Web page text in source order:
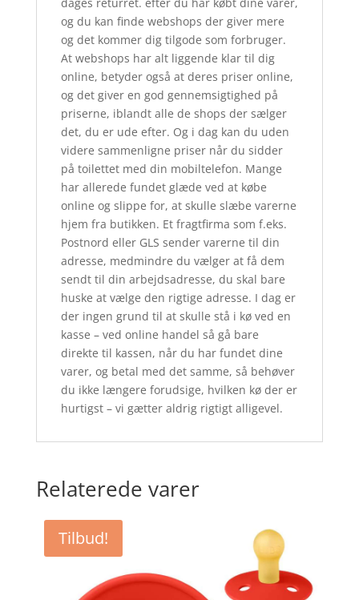
og du kan finde webshops der giver mere
og det kommer dig tilgode som forbruger.
At webshops har alt liggende klar til dig
online, betyder også at deres priser online,
og det giver en god gennemsigtighed på
priserne, iblandt alle de shops der sælger
det, du er ude efter. Og i dag kan du uden
videre sammenligne priser når du sidder
på toilettet med din mobiltelefon. Mange
har allerede fundet glæde ved at købe
online og slippe for, at skulle slæbe varerne
hjem fra butikken. Et fragtfirma som f.eks.
Postnord eller GLS sender varerne til din
adresse, medmindre du vælger at få dem
sendt til din arbejdsadresse, du skal bare
huske at vælge den rigtige adresse. I dag er
der ingen grund til at skulle stå i kø ved en
kasse – ved online handel så gå bare
direkte til kassen, når du har fundet dine
varer, og betal med det samme, så behøver
du ikke længere forudsige, hvilken kø der er
hurtigst – vi gætter aldrig rigtigt alligevel.
Relaterede varer
Tilbud!